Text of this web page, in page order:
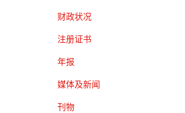
财政状况
注册证书
年报
媒体及新闻
刊物